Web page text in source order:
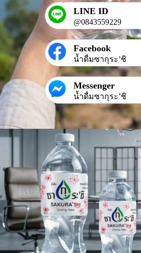
LINE ID
@0843559229
Facebook
น้ำดื่มซากุระ’ชิ
Messenger
น้ำดื่มซากุระ’ชิ